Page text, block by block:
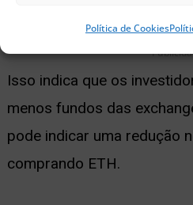
Política de Cookies
Isso indica que os
menos fundos das
pode indicar uma redução
comprando ETH.